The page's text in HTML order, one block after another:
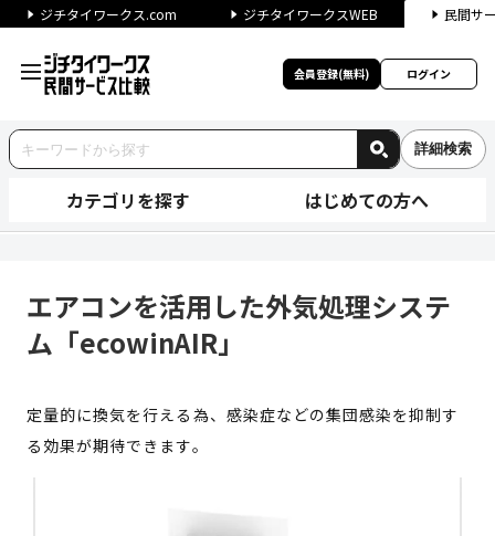
ジチタイワークス.com ジチタイワークスWEB 民間サ
会員登録(無料) ログイン
詳細検索
カテゴリを探す はじめての方へ
エアコンを活用した外気処理システ
ム「ecowinAIR」
定量的に換気を行える為、感染症などの集団感染を抑制す
る効果が期待できます。